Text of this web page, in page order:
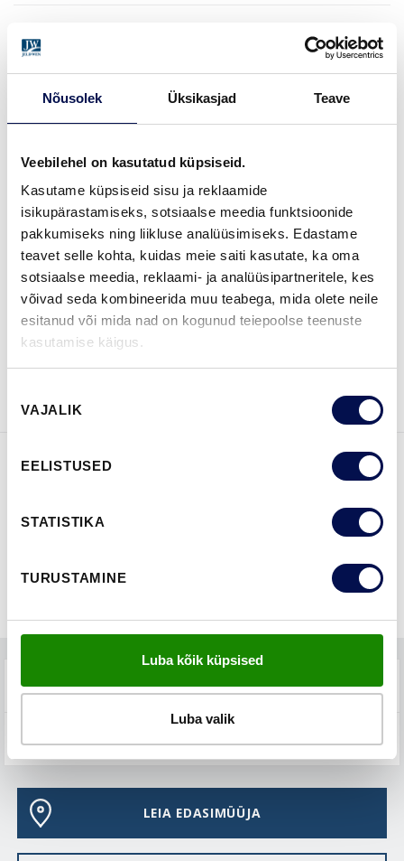
Nõusolek Üksikasjad Teave
Veebilehel on kasutatud küpsiseid.
Kasutame küpsiseid sisu ja reklaamide
isikupärastamiseks, sotsiaalse meedia funktsioonide
pakkumiseks ning liikluse analüüsimiseks. Edastame
teavet selle kohta, kuidas meie saiti kasutate, ka oma
sotsiaalse meedia, reklaami- ja analüüsipartneritele, kes
võivad seda kombineerida muu teabega, mida olete neile
esitanud või mida nad on kogunud teiepoolse teenuste
kasutamise käigus.
valik
VAJALIK
EELISTUSED
STATISTIKA
TURUSTAMINE
Luba kõik küpsised
Luba valik
NCS S0502-Y
LEIA EDASIMÜÜJA
VAATA
TEHNILINE KIRJELDUS
KKK-D
LEIA EDASIMÜÜJA